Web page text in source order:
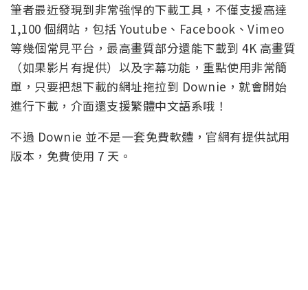
筆者最近發現到非常強悍的下載工具，不僅支援高達
1,100 個網站，包括 Youtube、Facebook、Vimeo
等幾個常見平台，最高畫質部分還能下載到 4K 高畫質
（如果影片有提供）以及字幕功能，重點使用非常簡
單，只要把想下載的網址拖拉到 Downie，就會開始
進行下載，介面還支援繁體中文語系哦！
不過 Downie 並不是一套免費軟體，官網有提供試用
版本，免費使用 7 天。